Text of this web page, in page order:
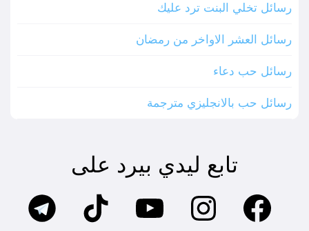
رسائل تخلي البنت ترد عليك
رسائل العشر الاواخر من رمضان
رسائل حب دعاء
رسائل حب بالانجليزي مترجمة
تابع ليدي بيرد على